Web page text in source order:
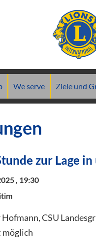
We serve Ziele und
zur Lage in
, 19:30
CSU